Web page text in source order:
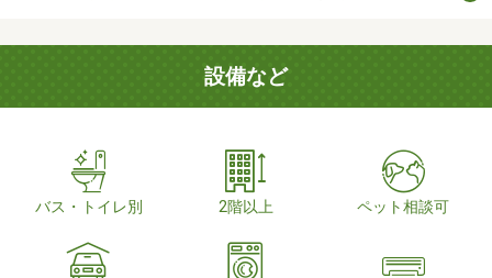
設備など
バス・トイレ別 2階以上 ペット相談可